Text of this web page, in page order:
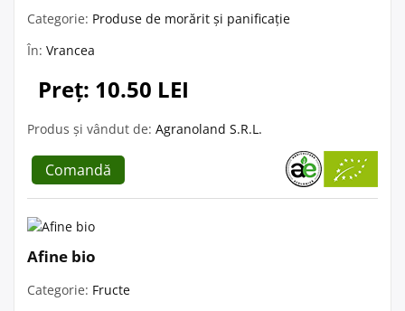
Categorie: Produse de morărit și panificație
În: Vrancea
Preț: 10.50 LEI
Produs și vândut de: Agranoland S.R.L.
Comandă
Afine bio
Categorie: Fructe